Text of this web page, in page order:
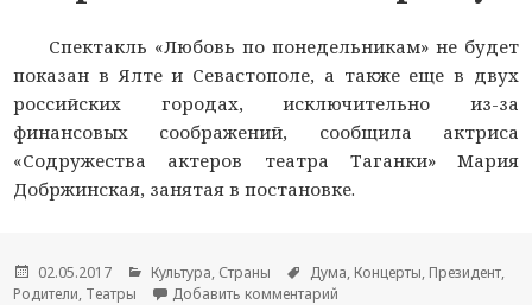
Спектакль «Любовь по понедельникам» не будет
показан в Ялте и Севастополе, а также еще в двух
российских городах, исключительно из-за
финансовых соображений, сообщила актриса
«Содружества актеров театра Таганки» Мария
Добржинская, занятая в постановке.
Опубликовано
02.05.2017 Рубрики
Культура, Страны Метки
Дума, Концерты, Президент,
Родители, Театры Добавить комментарий